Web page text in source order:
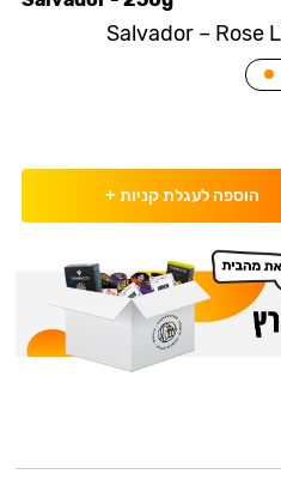
Salvador – Rose
הוספה לעגלת קניות +